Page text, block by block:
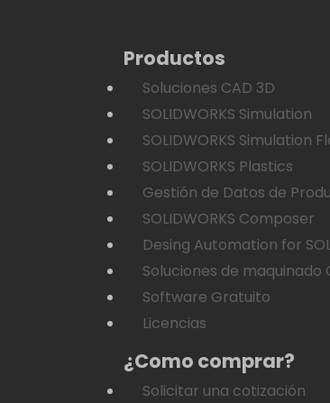
Productos
Soluciones CAD 3D
SOLIDWORKS Simulation
SOLIDWORKS Simulation
SOLIDWORKS Plastics
Gestión de Datos de
SOLIDWORKS Composer
Desing Automation for
Soluciones de maquinado
Software Gratuito
Licencias
¿Como comprar?
Solicitar una cotización